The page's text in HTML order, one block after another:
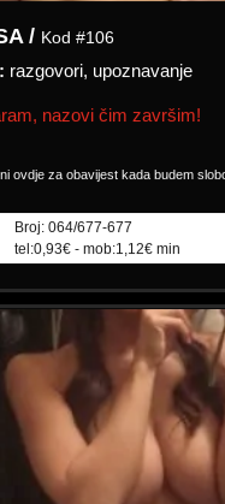
Kod #106
razgovori, upoznavanje
nazovi čim završim!
tel:0,93€ - mob:1,12€ min